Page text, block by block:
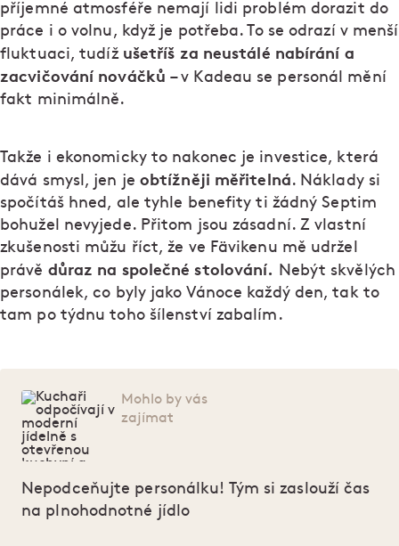
příjemné atmosféře nemají lidi problém dorazit do
práce i o volnu, když je potřeba. To se odrazí v menší
fluktuaci, tudíž ušetříš za neustálé nabírání a
zacvičování nováčků– v Kadeau se personál mění
fakt minimálně.
Takže i ekonomicky to nakonec je investice, která
dává smysl, jen je obtížněji měřitelná. Náklady si
spočítáš hned, ale tyhle benefity ti žádný Septim
bohužel nevyjede. Přitom jsou zásadní. Z vlastní
zkušenosti můžu říct, že ve Fävikenu mě udržel
právě důraz na společné stolování.
Nebýt skvělých
personálek, co byly jako Vánoce každý den, tak to
tam po týdnu toho šílenství zabalím.
Mohlo by vás
zajímat
Nepodceňujte personálku! Tým si zaslouží čas
na plnohodnotné jídlo